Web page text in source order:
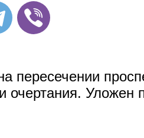
пересечении
очертания. Уложен